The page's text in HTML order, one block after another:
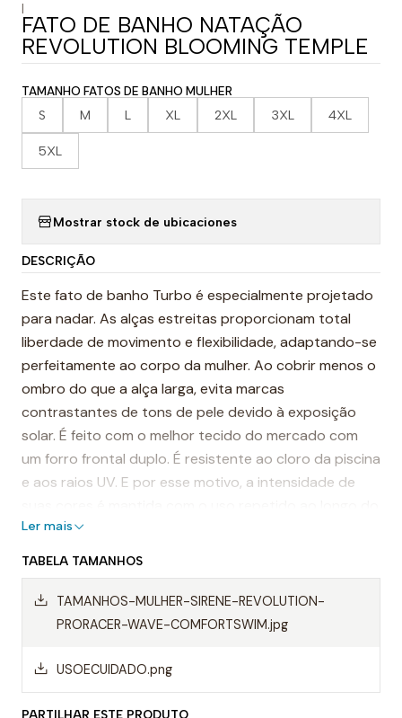
|
FATO DE BANHO NATAÇÃO
REVOLUTION BLOOMING TEMPLE
TAMANHO FATOS DE BANHO MULHER
S M L XL 2XL 3XL 4XL
5XL
Mostrar stock de ubicaciones
DESCRIÇÃO
Este fato de banho Turbo é especialmente projetado
para nadar. As alças estreitas proporcionam total
liberdade de movimento e flexibilidade, adaptando-se
perfeitamente ao corpo da mulher. Ao cobrir menos o
ombro do que a alça larga, evita marcas
contrastantes de tons de pele devido à exposição
solar. É feito com o melhor tecido do mercado com
um forro frontal duplo. É resistente ao cloro da piscina
e aos raios UV. E por esse motivo, a intensidade de
tempo.
É considerado um dos fatos de banho mais
resistentes do mundo.
Destaques:
- Costuras reforçadas
-Alças finas
Ler mais
TABELA TAMANHOS
TAMANHOS-MULHER-SIRENE-REVOLUTION-
PRORACER-WAVE-COMFORTSWIM.jpg
USOECUIDADO.png
PARTILHAR ESTE PRODUTO